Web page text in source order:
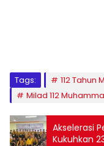
Tags:
112 Tahun
Milad 112
Akselerasi
Kukuhkan